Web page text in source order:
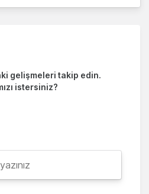
gelişmeleri takip edin.
istersiniz?